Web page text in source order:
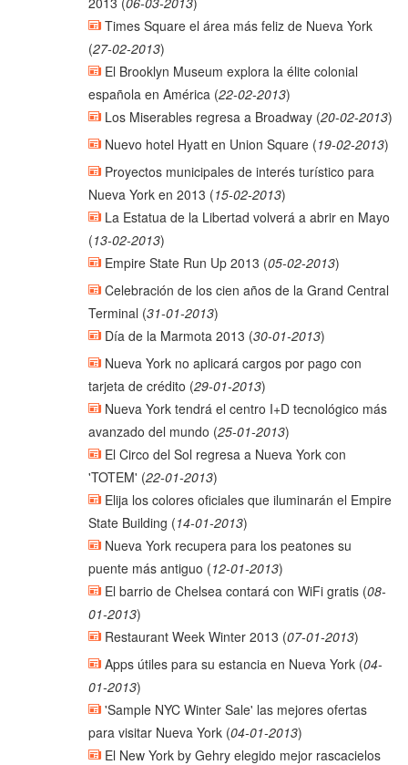
Times Square el área más feliz de Nueva York
(27-02-2013)
El Brooklyn Museum explora la élite colonial
española en América(22-02-2013)
Los Miserables regresa a Broadway(20-02-2013)
Nuevo hotel Hyatt en Union Square(19-02-2013)
Proyectos municipales de interés turístico para
Nueva York en 2013 (15-02-2013)
La Estatua de la Libertad volverá a abrir en Mayo
(13-02-2013)
Empire State Run Up 2013 (05-02-2013)
Celebración de los cien años de la Grand Central
Terminal (31-01-2013)
Día de la Marmota 2013 (30-01-2013)
Nueva York no aplicará cargos por pago con
tarjeta de crédito (29-01-2013)
Nueva York tendrá el centro I+D tecnológico más
avanzado del mundo (25-01-2013)
El Circo del Sol regresa a Nueva York con
'TOTEM' (22-01-2013)
Elija los colores oficiales que iluminarán el Empire
State Building (14-01-2013)
Nueva York recupera para los peatones su
puente más antiguo (12-01-2013)
El barrio de Chelsea contará con WiFi gratis(08-
01-2013)
Restaurant Week Winter 2013 (07-01-2013)
Apps útiles para su estancia en Nueva York(04-
01-2013)
'Sample NYC Winter Sale' las mejores ofertas
para visitar Nueva York(04-01-2013)
El New York by Gehry elegido mejor rascacielos